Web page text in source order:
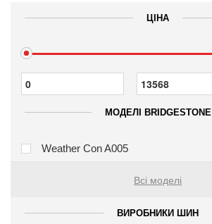
ЦІНА
МОДЕЛІ BRIDGESTONE
Weather Con A005
Всі моделі
ВИРОБНИКИ ШИН